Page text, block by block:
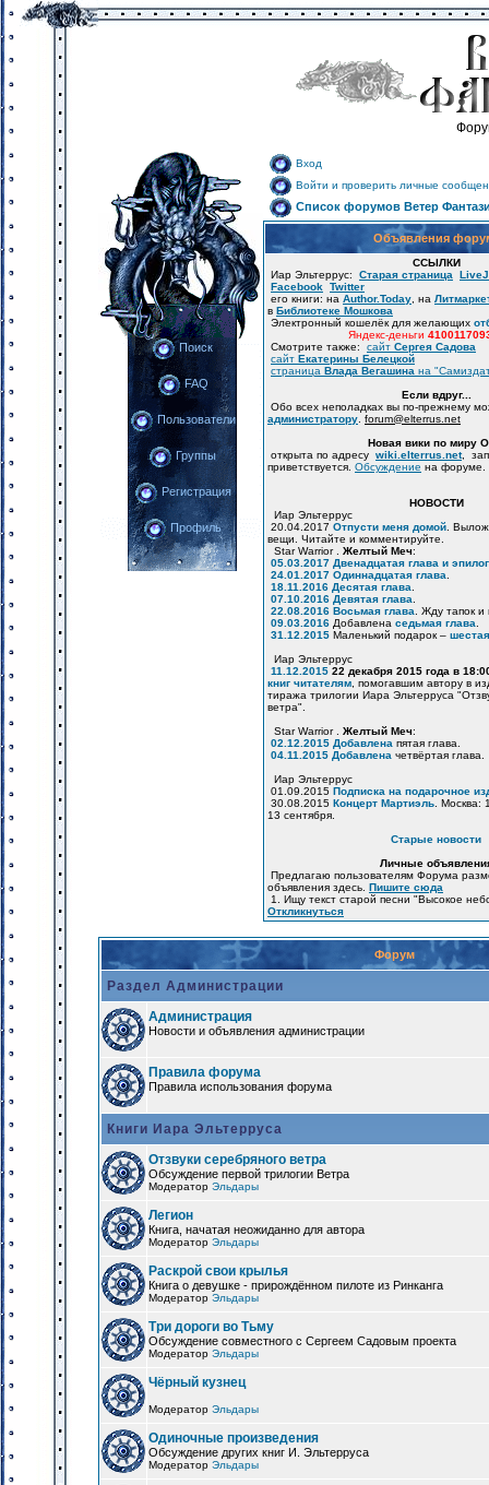
Поиск
FAQ
Пользователи
Группы
Регистрация
Профиль
Вход
Войти и проверить личные
Список форумов Ветер
Объявления
ССЫЛКИ
Иар Эльтеррус: Старая страница
Facebook Twitter
его книги: на Author.Today , на
в Библиотеке Мошкова
Электронный кошелёк для желающих
Яндекс-деньги
Смотрите также: сайт Сергея Садова
сайт Екатерины Белецкой
страница Влада Вегашина на
Если вдруг...
Обо всех неполадках вы по-прежнему
администратору forum@elterrus.net
Новая вики по миру
открыта по адресу wiki.elterrus.net,
приветствуется. Обсуждение на форуме.
НОВОСТИ
Иар Эльтеррус
20.04.2017 Отпусти меня домой .
вещи. Читайте и комментируйте.
Star Warrior . Желтый Меч:
05.03.2017 Двенадцатая глава и эпилог
24.01.2017 Одиннадцатая глава
18.11.2016 Десятая глава
07.10.2016 Девятая глава
22.08.2016 Восьмая глава . Жду тапок
09.03.2016 Добавлена седьмая глава
31.12.2015 Маленький подарок –
Иар Эльтеррус
11.12.2015 22 декабря 2015 года в
книг читателям , помогавшим автору в
тиража трилогии Иара Эльтерруса
ветра".
Star Warrior . Желтый Меч:
02.12.2015 Добавлена пятая глава.
04.11.2015 Добавлена четвёртая глава.
Иар Эльтеррус
01.09.2015 Подписка на подарочное
30.08.2015 Концерт Мартиэль . Москва:
13 сентября.
Старые новости
Личные
Предлагаю пользователям Форума
объявления здесь. Пишите сюда
1. Ищу текст старой песни "Высокое
Откликнуться
Форум
Раздел Администрации
Администрация
Новости и объявления администрации
Правила форума
Правила использования форума
Книги Иара Эльтерруса
Отзвуки серебряного ветра
Обсуждение первой трилогии Ветра
Модератор Эльдары
Легион
Книга, начатая неожиданно для автора
Модератор Эльдары
Раскрой свои крылья
Книга о девушке - прирождённом пилоте из Ринканга
Модератор Эльдары
Три дороги во Тьму
Обсуждение совместного с Сергеем Садовым проекта
Модератор Эльдары
Чёрный кузнец
Модератор Эльдары
Одиночные произведения
Обсуждение других книг И. Эльтерруса
Модератор Эльдары